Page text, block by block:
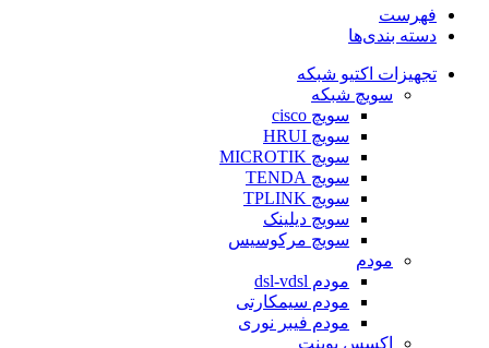
فهرست
دسته بندی‌ها
تجهیزات اکتیو شبکه
سویچ شبکه
سویچ cisco
سویچ HRUI
سویچ MICROTIK
سویچ TENDA
سویچ TPLINK
سویچ دیلینک
سویچ مرکوسیس
مودم
مودم dsl-vdsl
مودم سیمکارتی
مودم فیبر نوری
اکسس پوینت